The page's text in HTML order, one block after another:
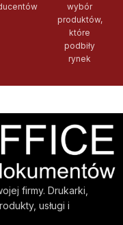
wybór
produktów,
które
podbiły
rynek
firmy. Drukarki,
usługi i